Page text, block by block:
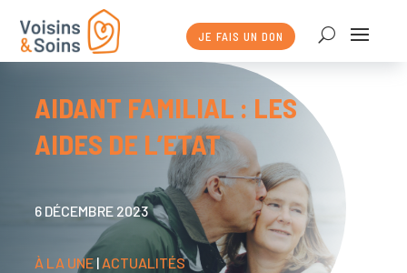
JE FAIS UN DON
AIDANT FAMILIAL : LES
AIDES DE L’ETAT
6 DÉCEMBRE 2023
À LA UNE | ACTUALITÉS